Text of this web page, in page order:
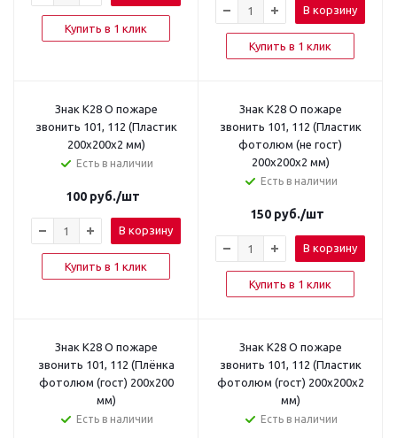
Купить в 1 клик
В корзину
Купить в 1 клик
Знак K28 О пожаре
звонить 101, 112 (Пластик
200x200x2 мм)
Есть в наличии
100 руб./шт
В корзину
Купить в 1 клик
Знак K28 О пожаре
звонить 101, 112 (Пластик
фотолюм (не гост)
200х200х2 мм)
Есть в наличии
150 руб./шт
В корзину
Купить в 1 клик
Знак K28 О пожаре
звонить 101, 112 (Плёнка
фотолюм (гост) 200x200
мм)
Есть в наличии
Знак K28 О пожаре
звонить 101, 112 (Пластик
фотолюм (гост) 200x200x2
мм)
Есть в наличии